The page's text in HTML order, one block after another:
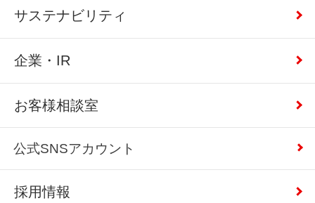
サステナビリティ
企業・IR
お客様相談室
公式SNSアカウント
採用情報